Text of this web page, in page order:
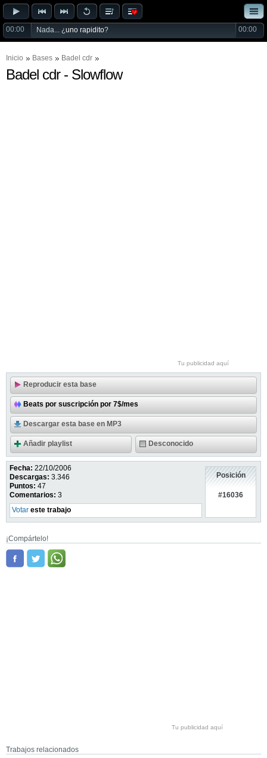
00:00 Nada... ¿uno rapidito? 00:00
Inicio Bases Badel cdr
Badel cdr - Slowflow
Tu publicidad aquí
Reproducir esta base
Beats por suscripción por 7$/mes
Descargar esta base en MP3
Añadir playlist Desconocido
Fecha: 22/10/2006
Descargas: 3.346
Puntos: 47
Comentarios: 3
Votar este trabajo
Posición
#16036
¡Compártelo!
Tu publicidad aquí
Trabajos relacionados